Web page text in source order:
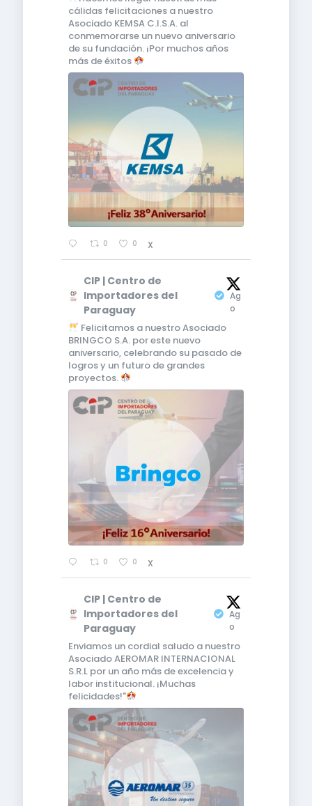
cálidas felicitaciones a nuestro
Asociado KEMSA C.I.S.A. al
conmemorarse un nuevo aniversario
de su fundación. ¡Por muchos años
más de éxitos
0 0 X
CIP | Centro de
Importadores del
Paraguay
5
Ag
o
Felicitamos a nuestro Asociado
BRINGCO S.A. por este nuevo
aniversario, celebrando su pasado de
logros y un futuro de grandes
proyectos.
0 0 X
CIP | Centro de
Importadores del
Paraguay
4
Ag
o
Enviamos un cordial saludo a nuestro
Asociado AEROMAR INTERNACIONAL
S.R.L por un año más de excelencia y
labor institucional. ¡Muchas
felicidades!"